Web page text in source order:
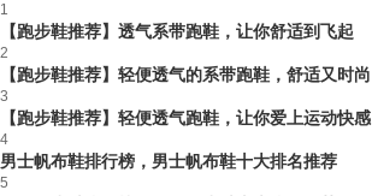
1
【跑步鞋推荐】透气系带跑鞋，让你舒适到飞起
2
【跑步鞋推荐】轻便透气的系带跑鞋，舒适又时尚
3
【跑步鞋推荐】轻便透气跑鞋，让你爱上运动快感
4
男士帆布鞋排行榜，男士帆布鞋十大排名推荐
5